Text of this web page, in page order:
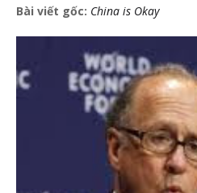
Bài viết gốc: China is Okay